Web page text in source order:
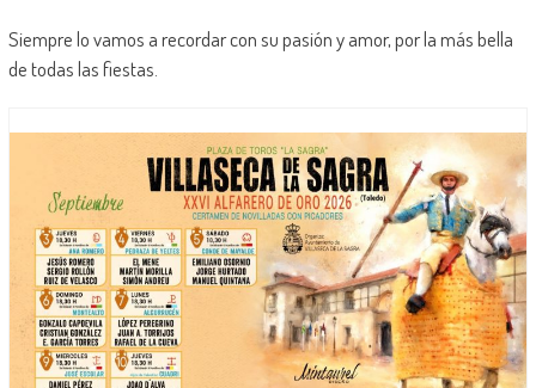
Siempre lo vamos a recordar con su pasión y amor, por la más bella
de todas las fiestas.